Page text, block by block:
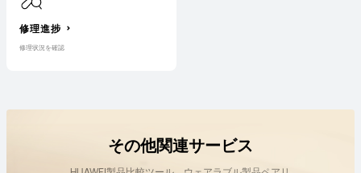
修理進捗
修理状況を確認
その他関連サービス